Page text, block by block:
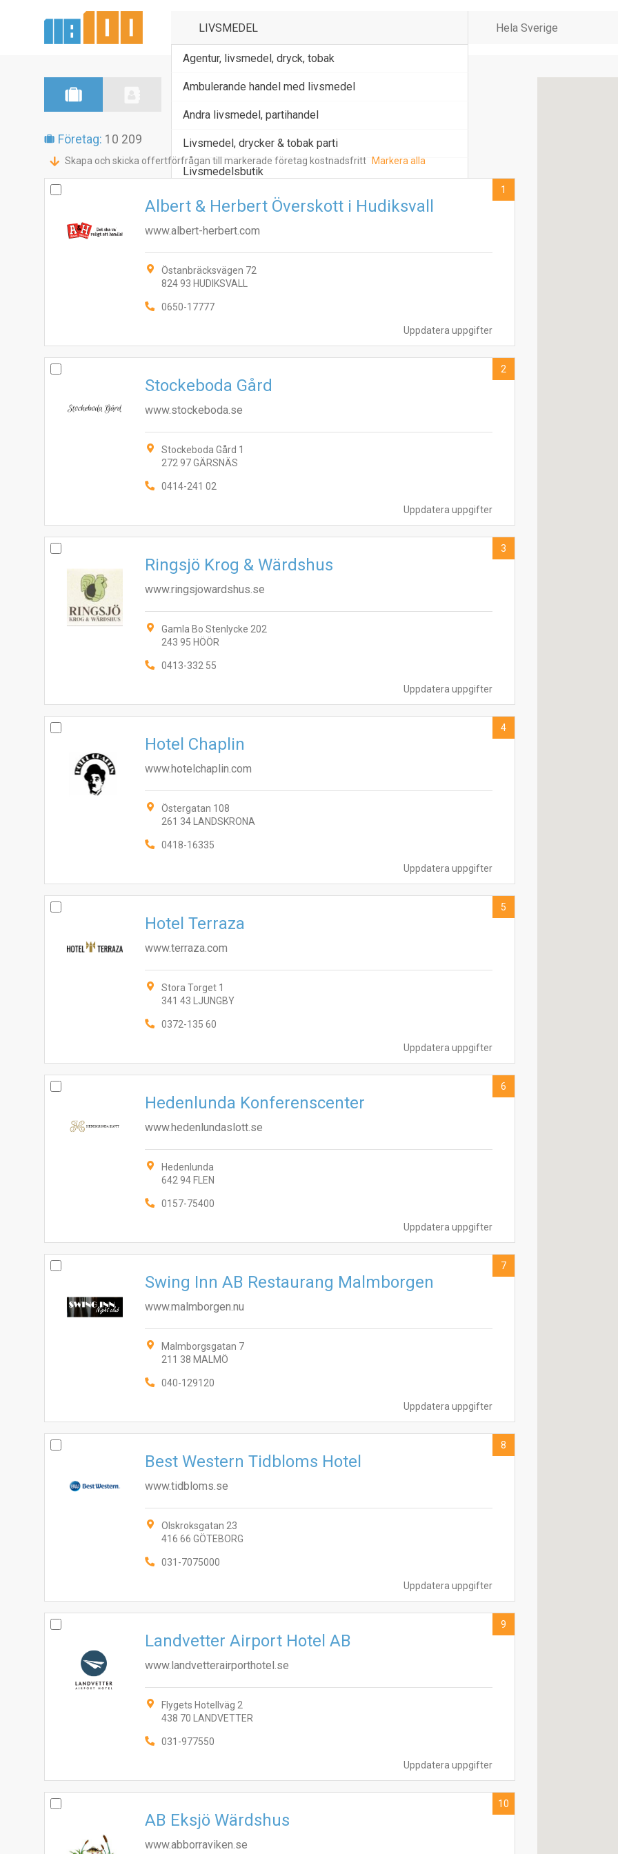
Agentur, livsmedel, dryck, tobak
Ambulerande handel med livsmedel
Andra livsmedel, partihandel
Livsmedel, drycker & tobak parti
Livsmedelsbutik
Företag: 10 209
Skapa och skicka offertförfrågan till markerade företag kostnadsfritt Markera alla
Uppdatera uppgifter
Albert & Herbert Överskott i Hudiksvall
www.albert-herbert.com
Östanbräcksvägen 72
824 93 HUDIKSVALL
0650-17777
1
Uppdatera uppgifter
Stockeboda Gård
www.stockeboda.se
Stockeboda Gård 1
272 97 GÄRSNÄS
0414-241 02
2
Uppdatera uppgifter
Ringsjö Krog & Wärdshus
www.ringsjowardshus.se
Gamla Bo Stenlycke 202
243 95 HÖÖR
0413-332 55
3
Uppdatera uppgifter
Hotel Chaplin
www.hotelchaplin.com
Östergatan 108
261 34 LANDSKRONA
0418-16335
4
Uppdatera uppgifter
Hotel Terraza
www.terraza.com
Stora Torget 1
341 43 LJUNGBY
0372-135 60
5
Uppdatera uppgifter
Hedenlunda Konferenscenter
www.hedenlundaslott.se
Hedenlunda
642 94 FLEN
0157-75400
6
Uppdatera uppgifter
Swing Inn AB Restaurang Malmborgen
www.malmborgen.nu
Malmborgsgatan 7
211 38 MALMÖ
040-129120
7
Uppdatera uppgifter
Best Western Tidbloms Hotel
www.tidbloms.se
Olskroksgatan 23
416 66 GÖTEBORG
031-7075000
8
Uppdatera uppgifter
Landvetter Airport Hotel AB
www.landvetterairporthotel.se
Flygets Hotellväg 2
438 70 LANDVETTER
031-977550
9
AB Eksjö Wärdshus
www.abborraviken.se
10